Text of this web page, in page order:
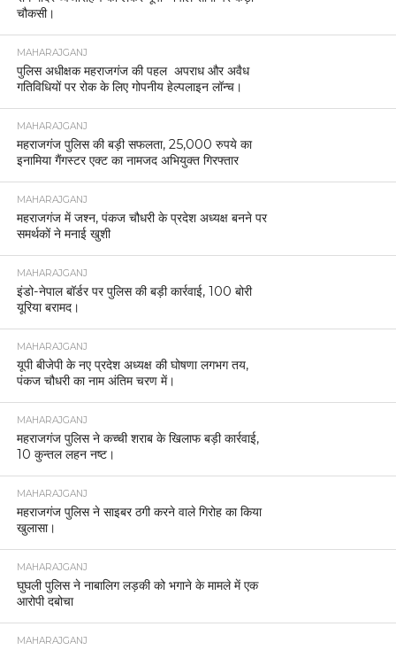
चौकसी।
MAHARAJGANJ
पुलिस अधीक्षक महराजगंज की पहल अपराध और अवैध
गतिविधियों पर रोक के लिए गोपनीय हेल्पलाइन लॉन्च।
MAHARAJGANJ
महराजगंज पुलिस की बड़ी सफलता, 25,000 रुपये का
इनामिया गैंगस्टर एक्ट का नामजद अभियुक्त गिरफ्तार
MAHARAJGANJ
महराजगंज में जश्न, पंकज चौधरी के प्रदेश अध्यक्ष बनने पर
समर्थकों ने मनाई खुशी
MAHARAJGANJ
इंडो-नेपाल बॉर्डर पर पुलिस की बड़ी कार्रवाई, 100 बोरी
यूरिया बरामद।
MAHARAJGANJ
यूपी बीजेपी के नए प्रदेश अध्यक्ष की घोषणा लगभग तय,
पंकज चौधरी का नाम अंतिम चरण में।
MAHARAJGANJ
महराजगंज पुलिस ने कच्ची शराब के खिलाफ बड़ी कार्रवाई,
10 कुन्तल लहन नष्ट।
MAHARAJGANJ
महराजगंज पुलिस ने साइबर ठगी करने वाले गिरोह का किया
खुलासा।
MAHARAJGANJ
घुघली पुलिस ने नाबालिग लड़की को भगाने के मामले में एक
आरोपी दबोचा
MAHARAJGANJ